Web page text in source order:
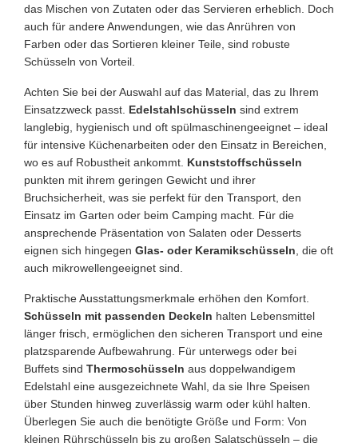
das Mischen von Zutaten oder das Servieren erheblich. Doch
auch für andere Anwendungen, wie das Anrühren von
Farben oder das Sortieren kleiner Teile, sind robuste
Schüsseln von Vorteil.
Achten Sie bei der Auswahl auf das Material, das zu Ihrem
Einsatzzweck passt. Edelstahlschüsseln sind extrem
langlebig, hygienisch und oft spülmaschinengeeignet – ideal
für intensive Küchenarbeiten oder den Einsatz in Bereichen,
wo es auf Robustheit ankommt. Kunststoffschüsseln
punkten mit ihrem geringen Gewicht und ihrer
Bruchsicherheit, was sie perfekt für den Transport, den
Einsatz im Garten oder beim Camping macht. Für die
ansprechende Präsentation von Salaten oder Desserts
eignen sich hingegen Glas- oder Keramikschüsseln , die oft
auch mikrowellengeeignet sind.
Praktische Ausstattungsmerkmale erhöhen den Komfort.
Schüsseln mit passenden Deckeln halten Lebensmittel
länger frisch, ermöglichen den sicheren Transport und eine
platzsparende Aufbewahrung. Für unterwegs oder bei
Buffets sind Thermoschüsseln aus doppelwandigem
Edelstahl eine ausgezeichnete Wahl, da sie Ihre Speisen
über Stunden hinweg zuverlässig warm oder kühl halten.
Überlegen Sie auch die benötigte Größe und Form: Von
kleinen Rührschüsseln bis zu großen Salatschüsseln – die